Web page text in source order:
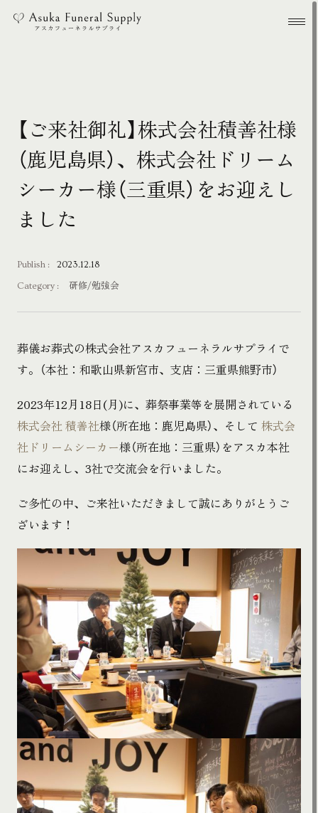
メ
【ご来社御礼】株式会社積善社様
（鹿児島県）、株式会社ドリーム
シーカー様（三重県）をお迎えし
ました
Publish : 2023.12.18
Category : 研修/勉強会
葬儀お葬式の株式会社アスカフューネラルサプライで
す。（本社：和歌山県新宮市、支店：三重県熊野市）
2023年12月18日(月)に、葬祭事業等を展開されている
株式会社 積善社様（所在地：鹿児島県）、そして 株式会
社ドリームシーカー様（所在地：三重県）をアスカ本社
にお迎えし、3社で交流会を行いました。
ご多忙の中、ご来社いただきまして誠にありがとうご
ざいます！